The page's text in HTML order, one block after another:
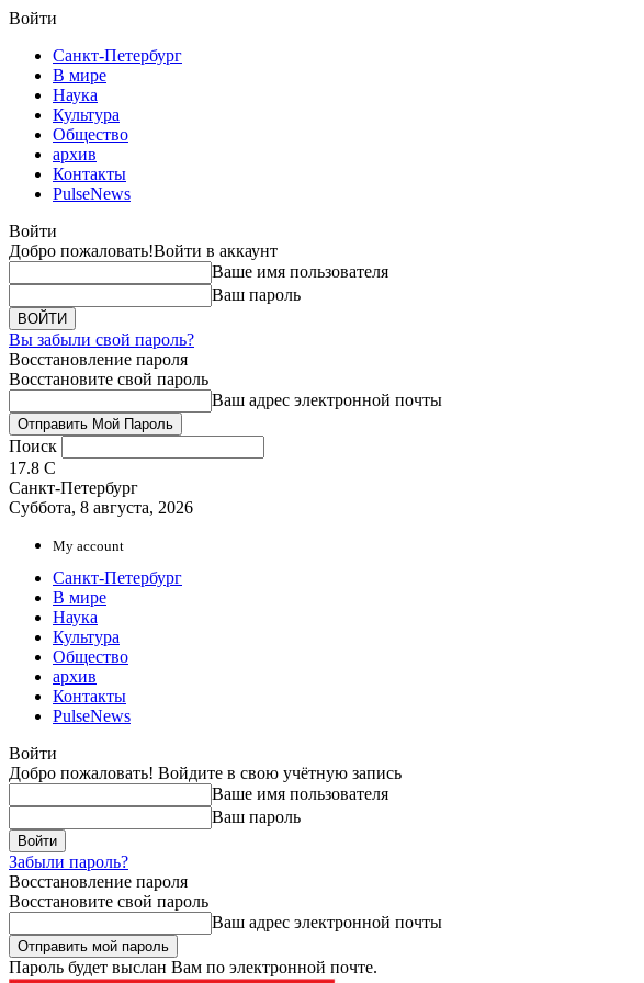
Войти
Санкт-Петербург
В мире
Наука
Культура
Общество
архив
Контакты
PulseNews
Войти
Добро пожаловать!Войти в аккаунт
Ваше имя пользователя
Ваш пароль
Вы забыли свой пароль?
Восстановление пароля
Восстановите свой пароль
Ваш адрес электронной почты
Поиск
17.8 C
Санкт-Петербург
Суббота, 8 августа, 2026
My account
Санкт-Петербург
В мире
Наука
Культура
Общество
архив
Контакты
PulseNews
Войти
Добро пожаловать! Войдите в свою учётную запись
Ваше имя пользователя
Ваш пароль
Забыли пароль?
Восстановление пароля
Восстановите свой пароль
Ваш адрес электронной почты
Пароль будет выслан Вам по электронной почте.